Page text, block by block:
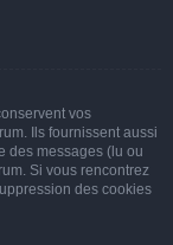
vos
Ils fournissent aussi
des messages (lu ou
Si vous rencontrez
des cookies